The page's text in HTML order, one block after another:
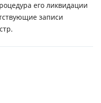
его ликвидации
записи